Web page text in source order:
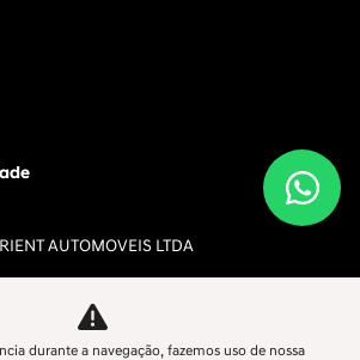
AUTOMOVEIS LTDA
durante a navegação, fazemos uso de nossa